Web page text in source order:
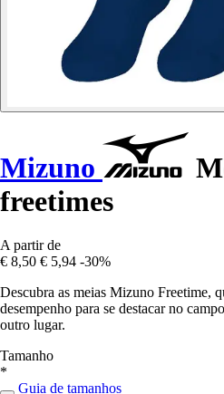
Mizuno
freetimes
A partir de
€ 8,50 € 5,94 -30%
Descubra as meias Mizuno Freetime,
desempenho para se destacar no
outro lugar.
Tamanho
*
Guia de tamanhos